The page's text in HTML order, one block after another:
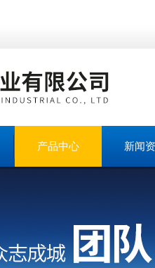
产品中心 新闻